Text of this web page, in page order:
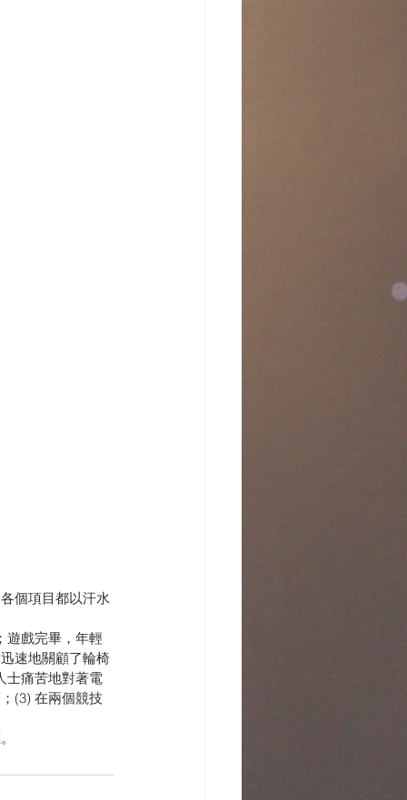
個項目都以汗水
遊戲完畢，年輕
速地關顧了輪椅
士痛苦地對著電
(3) 在兩個競技